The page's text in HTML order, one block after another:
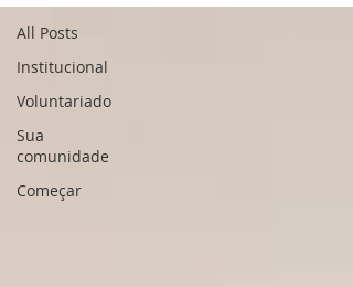
All Posts
Institucional
Voluntariado
Sua
comunidade
Começar